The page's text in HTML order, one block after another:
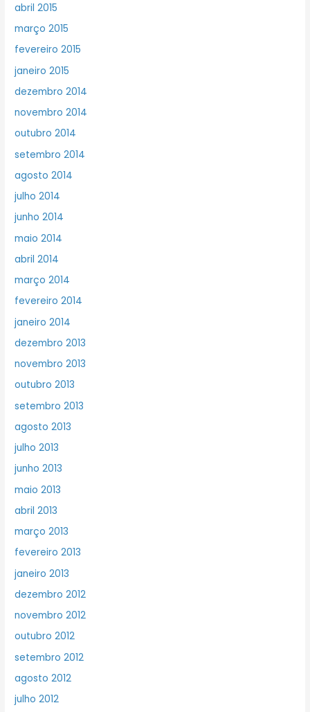
abril 2015
março 2015
fevereiro 2015
janeiro 2015
dezembro 2014
novembro 2014
outubro 2014
setembro 2014
agosto 2014
julho 2014
junho 2014
maio 2014
abril 2014
março 2014
fevereiro 2014
janeiro 2014
dezembro 2013
novembro 2013
outubro 2013
setembro 2013
agosto 2013
julho 2013
junho 2013
maio 2013
abril 2013
março 2013
fevereiro 2013
janeiro 2013
dezembro 2012
novembro 2012
outubro 2012
setembro 2012
agosto 2012
julho 2012